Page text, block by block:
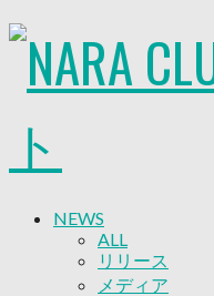
NEWS
ALL
リリース
メディア